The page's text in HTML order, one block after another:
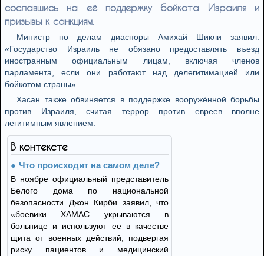
сославшись на её поддержку бойкота Израиля и
призывы к санкциям.
Министр по делам диаспоры Амихай Шикли заявил:
«Государство Израиль не обязано предоставлять въезд
иностранным официальным лицам, включая членов
парламента, если они работают над делегитимацией или
бойкотом страны».
Хасан также обвиняется в поддержке вооружённой борьбы
против Израиля, считая террор против евреев вполне
легитимным явлением.
В контексте
Что происходит на самом деле?
В ноябре официальный представитель
Белого дома по национальной
безопасности Джон Кирби заявил, что
«боевики ХАМАС укрываются в
больнице и используют ее в качестве
щита от военных действий, подвергая
риску пациентов и медицинский